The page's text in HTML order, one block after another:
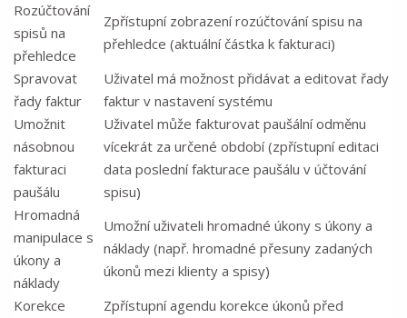
Rozúčtování
spisů na
přehledce
Zpřístupní zobrazení rozúčtování spisu na
přehledce (aktuální částka k fakturaci)
Spravovat
řady faktur
Uživatel má možnost přidávat a editovat řady
faktur v nastavení systému
Umožnit
násobnou
fakturaci
paušálu
Uživatel může fakturovat paušální odměnu
vícekrát za určené období (zpřístupní editaci
data poslední fakturace paušálu v účtování
spisu)
Hromadná
manipulace s
úkony a
náklady
Umožní uživateli hromadné úkony s úkony a
náklady (např. hromadné přesuny zadaných
úkonů mezi klienty a spisy)
Korekce
Zpřístupní agendu korekce úkonů před